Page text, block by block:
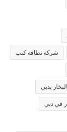
شركة نظافة كنب
بدبي
في دبي